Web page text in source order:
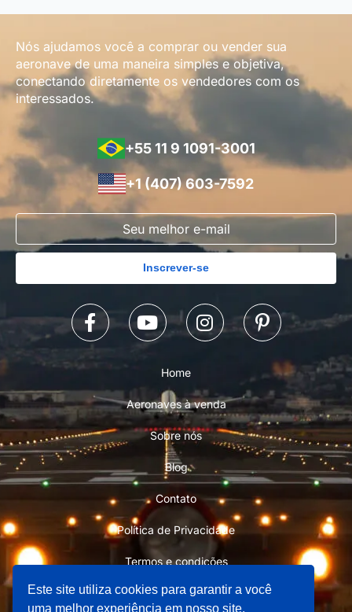
Nós ajudamos você a comprar ou vender sua
aeronave de uma maneira simples e objetiva,
conectando diretamente os vendedores com os
interessados.
+55 11 9 1091-3001
+1 (407) 603-7592
Inscrever-se
Home
Aeronaves à venda
Sobre nós
Blog
Contato
Política de Privacidade
Termos e condições
Este site utiliza cookies para garantir a você
uma melhor experiência em nosso site.